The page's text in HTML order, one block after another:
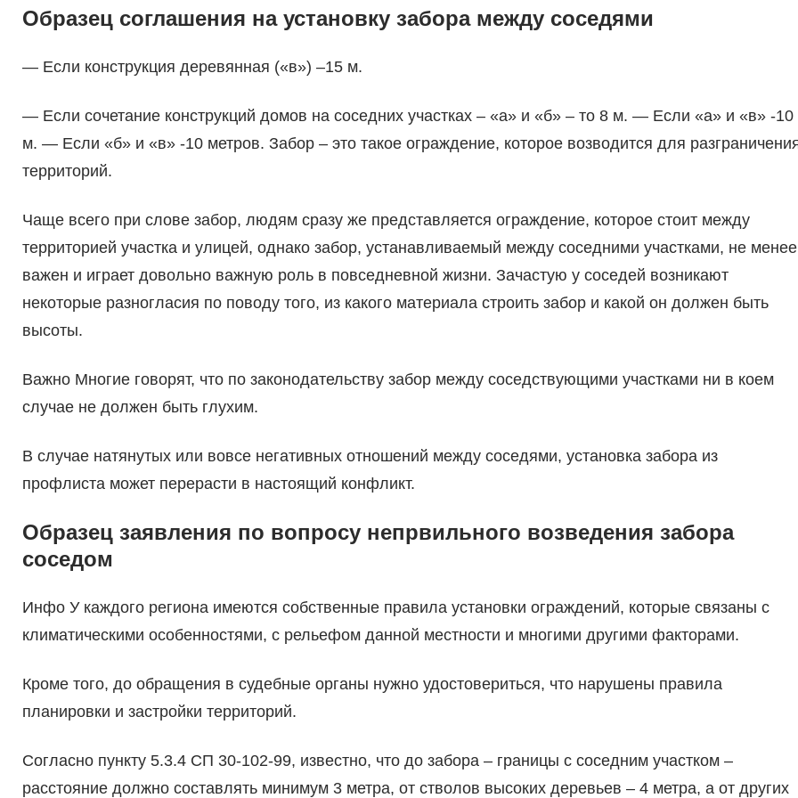
Образец соглашения на установку забора между соседями
— Если конструкция деревянная («в») –15 м.
— Если сочетание конструкций домов на соседних участках – «а» и «б» – то 8 м. — Если «а» и «в» -10
м. — Если «б» и «в» -10 метров. Забор – это такое ограждение, которое возводится для
территорий.
Чаще всего при слове забор, людям сразу же представляется ограждение, которое стоит между
территорией участка и улицей, однако забор, устанавливаемый между соседними участками, не менее
важен и играет довольно важную роль в повседневной жизни. Зачастую у соседей возникают
некоторые разногласия по поводу того, из какого материала строить забор и какой он должен быть
высоты.
Важно Многие говорят, что по законодательству забор между соседствующими участками ни в коем
случае не должен быть глухим.
В случае натянутых или вовсе негативных отношений между соседями, установка забора из
профлиста может перерасти в настоящий конфликт.
Образец заявления по вопросу непрвильного возведения забора
соседом
Инфо У каждого региона имеются собственные правила установки ограждений, которые связаны с
климатическими особенностями, с рельефом данной местности и многими другими факторами.
Кроме того, до обращения в судебные органы нужно удостовериться, что нарушены правила
планировки и застройки территорий.
Согласно пункту 5.3.4 СП 30-102-99, известно, что до забора – границы с соседним участком –
расстояние должно составлять минимум 3 метра, от стволов высоких деревьев – 4 метра, а от других